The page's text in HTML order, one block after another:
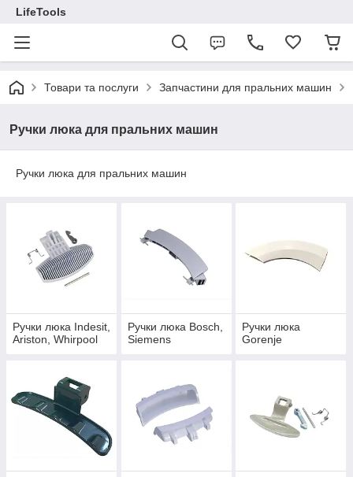
LifeTools
Товари та послуги Запчастини для пральних машин
Ручки люка для пральних машин
Ручки люка для пральних машин
Ручки люка Indesit,
Ariston, Whirpool
Ручки люка Bosch,
Siemens
Ручки люка
Gorenje